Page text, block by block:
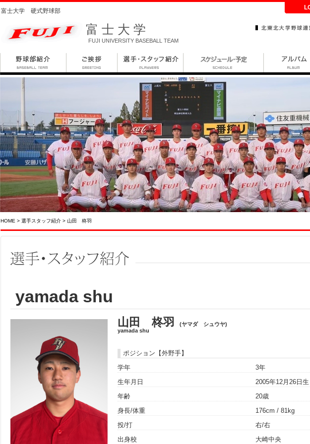
富士大学 硬式野球部
富士大学
FUJI UNIVERSITY BASEBALL TEAM
HOME > 選手スタッフ紹介 > 山田 柊羽
yamada shu
山田 柊羽
(ヤマダ シュウヤ)
yamada shu
ポジション【外野手】
学年 3年
生年月日 2005年12月26日
年齢 20歳
身長/体重 176cm / 81kg
投/打 右/右
出身校 大崎中央